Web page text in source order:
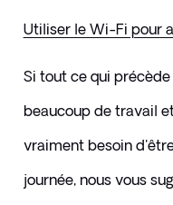
Utiliser le Wi-Fi pour
Si tout ce qui
beaucoup de travail
vraiment besoin
journée, nous vous